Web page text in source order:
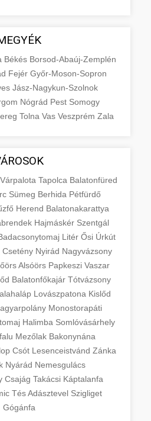
Békés Borsod-Abaúj-Zemplén
Fejér Győr-Moson-Sopron
Jász-Nagykun-Szolnok
Nógrád Pest Somogy
Tolna Vas Veszprém Zala
Várpalota Tapolca Balatonfüred
Sümeg Berhida Pétfürdő
Herend Balatonakarattya
Hajmáskér Szentgál
Litér Ősi Úrkút
Csetény Nyirád Nagyvázsony
Alsóörs Papkeszi Vaszar
Balatonfőkajár Tótvázsony
Lovászpatona Kislőd
Monostorapáti
Halimba Somlóvásárhely
Mezőlak Bakonynána
Csót Lesenceistvánd Zánka
Nyárád Nemesgulács
Csajág Takácsi Káptalanfa
TésAdásztevel Szigliget
Gógánfa